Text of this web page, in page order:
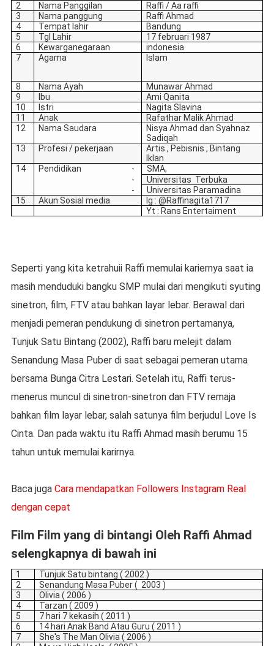
2 Nama Panggilan
Raffi / Aa raffi
3
Nama panggung
Raffi Ahmad
4
Tempat lahir
Bandung
5
Tgl Lahir
17 februari 1987
6
Kewarganegaraan
indonesia
7
Agama Islam
8 Nama Ayah
Munawar Ahmad
9
Ibu
Ami Qanita
10
Istri
Nagita Slavina
11
Anak
Rafathar Malik Ahmad
12
Nama Saudara
Nisya Ahmad dan Syahnaz
Sadiqah
13
Profesi / pekerjaan
Artis , Pebisnis , Bintang
Iklan
14
Pendidikan -
SMA,
-
Universitas Terbuka
-
Universitas Paramadina
15
Akun Sosial media
Ig : @Raffinagita1717
Yt : Rans Entertaiment
Seperti yang kita ketrahuii Raffi memulai kariernya saat ia
masih menduduki bangku SMP mulai dari mengikuti syuting
sinetron, film, FTV atau bahkan layar lebar. Berawal dari
menjadi pemeran pendukung di sinetron pertamanya,
Tunjuk Satu Bintang (2002), Raffi baru melejit dalam
Senandung Masa Puber di saat sebagai pemeran utama
bersama Bunga Citra Lestari. Setelah itu, Raffi terus-
menerus muncul di sinetron-sinetron dan FTV remaja
bahkan film layar lebar, salah satunya film berjudul Love Is
Cinta. Dan pada waktu itu Raffi Ahmad masih berumu 15
tahun untuk memulai karirnya.
Baca juga Cara mendapatkan Followers Instagram Real
dengan cepat
Film Film yang di bintangi Oleh Raffi Ahmad
selengkapnya di bawah ini
1
Tunjuk Satu bintang ( 2002 )
2
Senandung Masa Puber ( 2003 )
3
Olivia ( 2006 )
4
Tarzan ( 2009 )
5
7 hari 7 kekasih ( 2011 )
6
14 hari Anak Band Atau Guru ( 2011 )
7
She's The Man Olivia ( 2006 )